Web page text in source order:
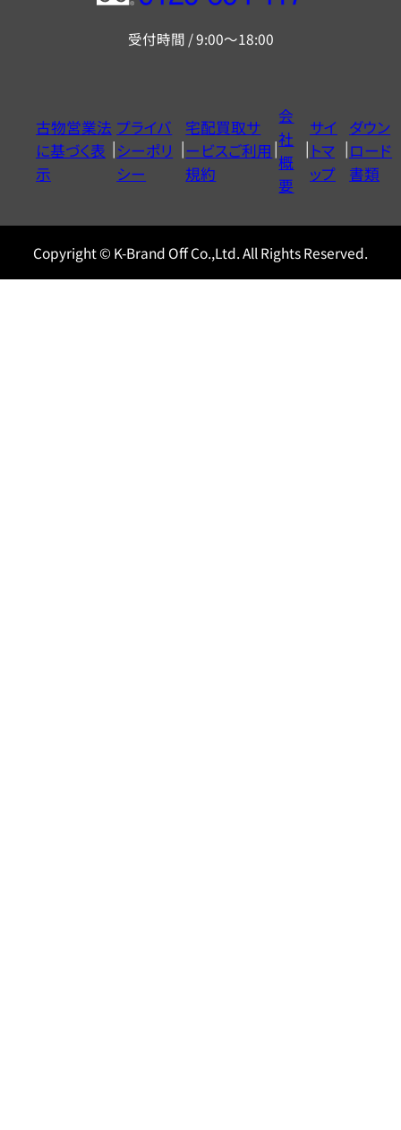
ー
ヤ
ル
0120604117
受付時間 / 9:00～18:00
古物営業法
に基づく表
示
プライバ
シーポリ
シー
宅配買取サ
ービスご利用
規約
会
社
概
要
サイ
トマ
ップ
ダウン
ロード
書類
Copyright © K-Brand Off Co.,Ltd. All Rights Reserved.